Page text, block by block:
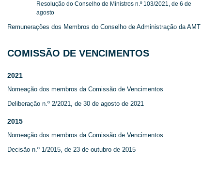
Resolução do Conselho de Ministros n.º 103/2021, de 6 de
agosto
Remunerações dos Membros do Conselho de Administração da AMT
COMISSÃO DE VENCIMENTOS
2021
Nomeação dos membros da Comissão de Vencimentos
Deliberação n.º 2/2021, de 30 de agosto de 2021
2015
Nomeação dos membros da Comissão de Vencimentos
Decisão n.º 1/2015, de 23 de outubro de 2015